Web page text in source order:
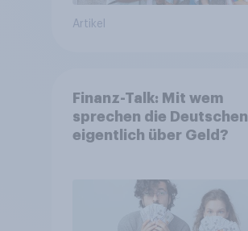
Artikel
Finanz-Talk: Mit wem
sprechen die Deutschen
eigentlich über Geld?